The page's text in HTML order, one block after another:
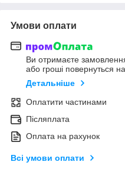
Умови оплати
Ви отримаєте
або гроші повернуться
Детальніше
Оплатити частинами
Післяплата
Оплата на рахунок
Всі умови оплати